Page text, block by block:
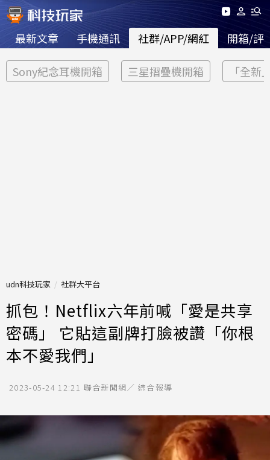
最新文章 手機通訊 社群/APP/網紅 開箱/評
Sony紀念耳機開箱 三星摺疊機開箱 「全新
udn科技玩家 社群大平台
抓包！Netflix六年前喊「愛是共享
密碼」 它貼這副牌打臉被讚「你根
本不愛我們」
2023-05-24 12:21 聯合新聞網／ 綜合報導